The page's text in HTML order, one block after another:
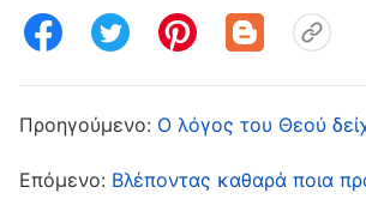
φαίνεται, δεν θα καταφέρω να
πολύ ακόμα τη θέση του
περισσότερο το σκεπτόμουν,
Προηγούμενο: Ο λόγος του Θεού
Επόμενο: Βλέποντας καθαρά ποια